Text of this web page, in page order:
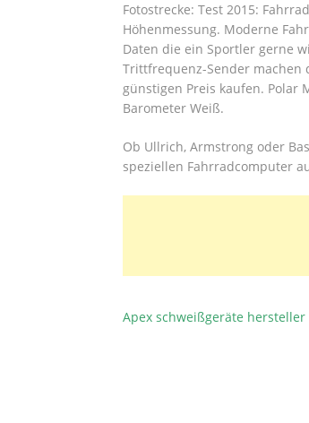
Fotostrecke: Test 2015:
Höhenmessung. Moderne
Daten die ein Sportler gerne
Trittfrequenz-Sender machen
günstigen Preis kaufen. Polar
Barometer Weiß.
Ob Ullrich, Armstrong oder
speziellen Fahrradcomputer
BEITRAGSNAVIGATION
Apex schweißgeräte hersteller